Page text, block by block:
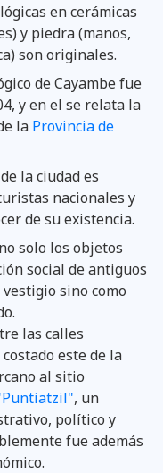
en cerámicas
y piedra (manos,
son originales.
de Cayambe fue
y en el se relata la
la Provincia de
la ciudad es
nacionales y
de su existencia.
solo los objetos
social de antiguos
sino como
las calles
este de la
al sitio
, un
político y
fue además